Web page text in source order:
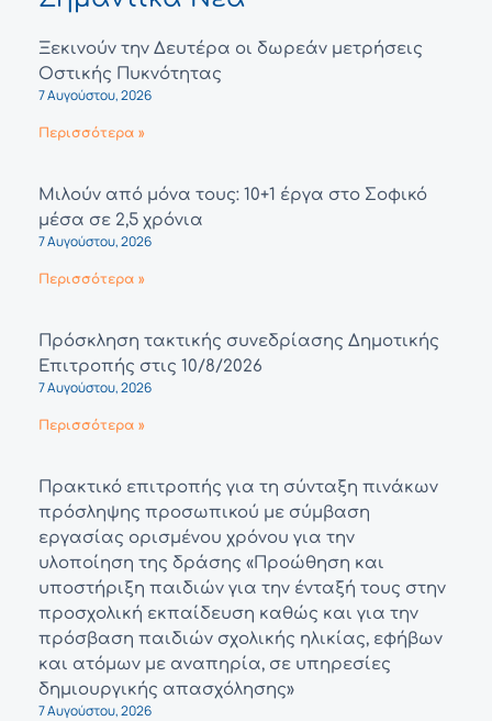
Ξεκινούν την Δευτέρα οι δωρεάν μετρήσεις
Οστικής Πυκνότητας
7 Αυγούστου, 2026
Περισσότερα »
Μιλούν από μόνα τους: 10+1 έργα στο Σοφικό
μέσα σε 2,5 χρόνια
7 Αυγούστου, 2026
Περισσότερα »
Πρόσκληση τακτικής συνεδρίασης Δημοτικής
Επιτροπής στις 10/8/2026
7 Αυγούστου, 2026
Περισσότερα »
Πρακτικό επιτροπής για τη σύνταξη πινάκων
πρόσληψης προσωπικού με σύμβαση
εργασίας ορισμένου χρόνου για την
υλοποίηση της δράσης «Προώθηση και
υποστήριξη παιδιών για την ένταξή τους στην
προσχολική εκπαίδευση καθώς και για την
πρόσβαση παιδιών σχολικής ηλικίας, εφήβων
και ατόμων με αναπηρία, σε υπηρεσίες
δημιουργικής απασχόλησης»
7 Αυγούστου, 2026